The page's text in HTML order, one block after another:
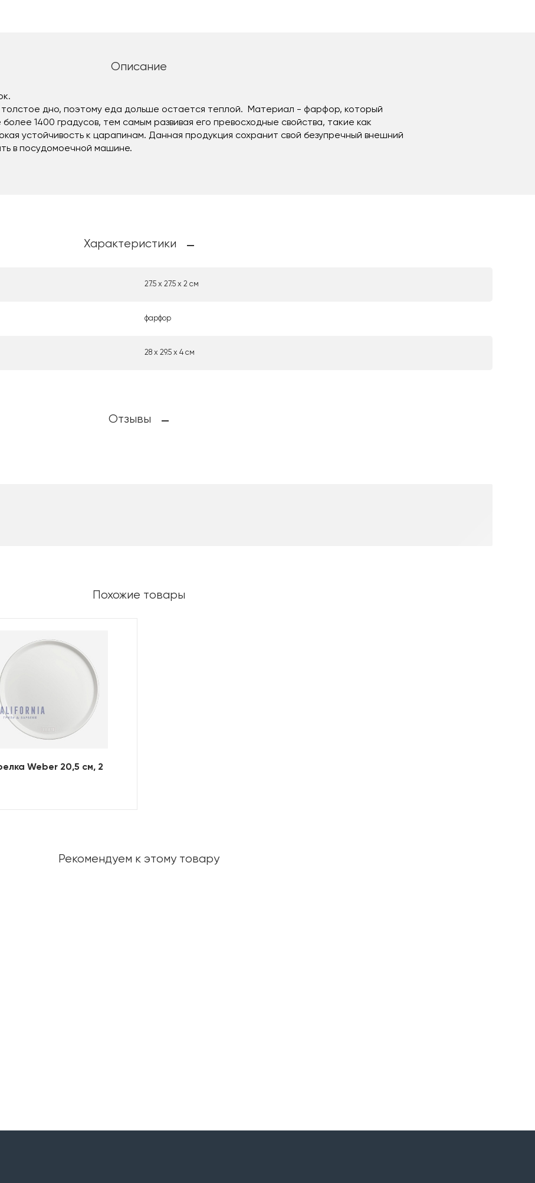
Описание
дно, поэтому еда дольше остается теплой. Материал - фарфор, который
1400 градусов, тем самым развивая его превосходные свойства, такие как
устойчивость к царапинам. Данная продукция сохранит свой безупречный внешний
в посудомоечной машине.
Характеристики
27.5 х 27.5 х 2 см
фарфор
28 х 29.5 х 4 см
Отзывы
Похожие товары
Weber 20,5 см, 2
Рекомендуем к этому товару